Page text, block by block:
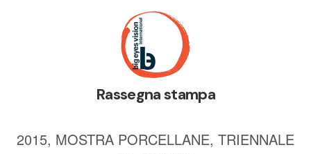
Rassegna stampa
2015, MOSTRA PORCELLANE, TRIENNALE